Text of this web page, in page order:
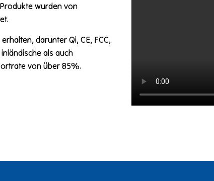
wurden von
darunter Qi, CE, FCC,
als auch
von über 85%.